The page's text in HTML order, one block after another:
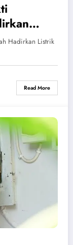
Hadirkan Listrik
Read More